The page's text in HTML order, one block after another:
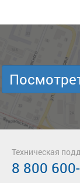
Техническая
8 800